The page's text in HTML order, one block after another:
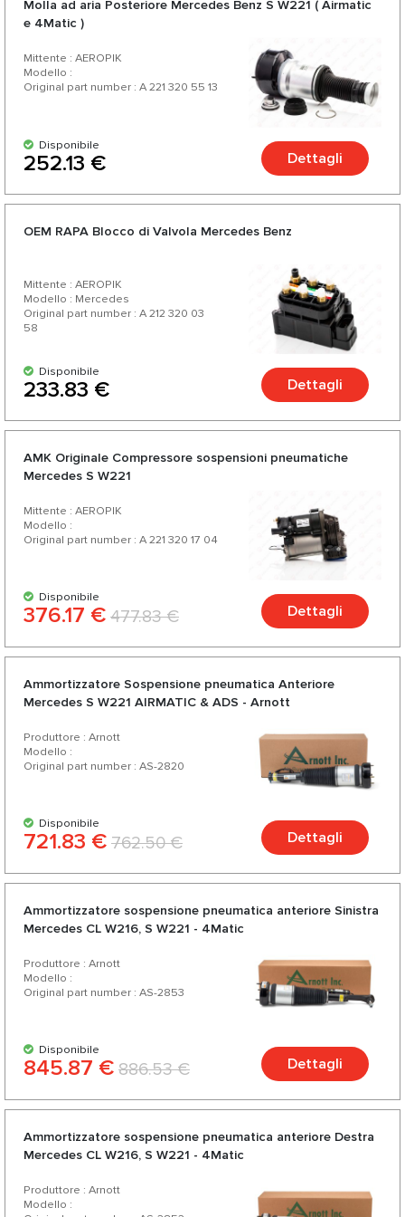
auto.
Molla ad aria Posteriore Mercedes Benz S W221 ( Airmatic
e 4Matic )
Mittente : AEROPIK
Modello :
Original part number : A 221 320 55 13
Disponibile
252.13 € Dettagli
OEM RAPA Blocco di Valvola Mercedes Benz
Mittente : AEROPIK
Modello : Mercedes
Original part number : A 212 320 03
58
Disponibile
233.83 € Dettagli
AMK Originale Compressore sospensioni pneumatiche
Mercedes S W221
Mittente : AEROPIK
Modello :
Original part number : A 221 320 17 04
Disponibile
376.17 € 477.83 € Dettagli
Ammortizzatore Sospensione pneumatica Anteriore
Mercedes S W221 AIRMATIC & ADS - Arnott
Produttore : Arnott
Modello :
Original part number : AS-2820
Disponibile
721.83 € 762.50 € Dettagli
Ammortizzatore sospensione pneumatica anteriore Sinistra
Mercedes CL W216, S W221 - 4Matic
Produttore : Arnott
Modello :
Original part number : AS-2853
Disponibile
845.87 € 886.53 € Dettagli
Ammortizzatore sospensione pneumatica anteriore Destra
Mercedes CL W216, S W221 - 4Matic
Produttore : Arnott
Modello :